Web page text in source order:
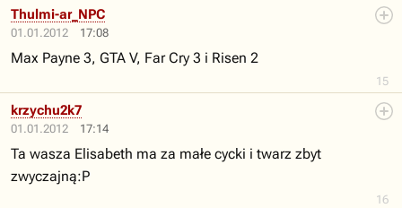
01.01.2012 17:08
15
Thulmi-ar_NPC
Max Payne 3, GTA V, Far Cry 3 i Risen 2
01.01.2012 17:14
16
krzychu2k7
Ta wasza Elisabeth ma za małe cycki i twarz zbyt
zwyczajną:P